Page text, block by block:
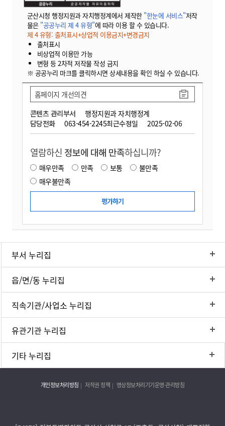
군산시청 행정지원과 자치행정계에서 제작한 "한눈에 서비스"저작
물은 "공공누리 제 4 유형"에 따라 이용 할 수 있습니다.
제 4 유형: 출처표시+상업적 이용금지+변경금지
출처표시
비상업적 이용만 가능
변형 등 2차적 저작물 작성 금지
※ 공공누리 마크를 클릭하시면 상세내용을 확인 하실 수 있습니다.
콘텐츠 관리부서
행정지원과 자치행정계
담당전화
063-454-2245최근수정일 2025-02-06
홈페이지 개선의견
열람하신 정보에 대해 만족하십니까?
매우만족 만족 보통
불만족
매우불만족
부서 누리집
읍/면/동 누리집
직속기관/사업소 누리집
유관기관 누리집
기타 누리집
개인정보처리방침 저작권 정책 영상정보처리기기운영·관리방침